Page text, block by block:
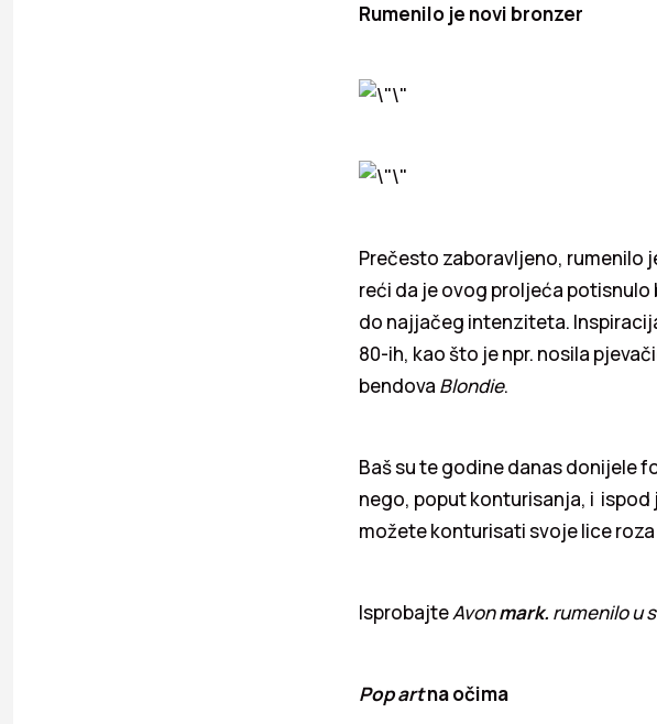
Rumenilo je novi bronzer
Prečesto zaboravljeno, rumenilo
reći da je ovog proljeća potisnulo
do najjačeg intenziteta.
80-ih, kao što je npr. nosila
bendova Blondie.
Baš su te godine danas donijele
nego, poput konturisanja, i ispod
možete konturisati svoje lice
IsprobajteAvonmark. rumenilo u
Pop artna očima